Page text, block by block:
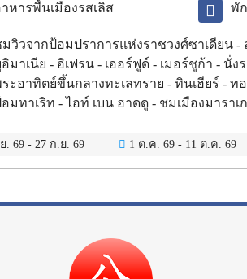
มั
หารพื้นเมืองรสเลิส พั
วิวจากป้อมปราการแห่งราชวงศ์ซาเดียน -
มาเนีย - อิเฟรน - เออร์ฟูด์ - เมอร์ชูก้า - นั่ง
ะอาทิตย์ขึ้นกลางทะเลทราย - ทินเฮียร์ - ท
มทาเริท - ไอท์ เบน ฮาดดู - ชมเมืองมาราเ
. 69 - 27 ก.ย. 69 1 ต.ค. 69- 11 ต.ค. 69